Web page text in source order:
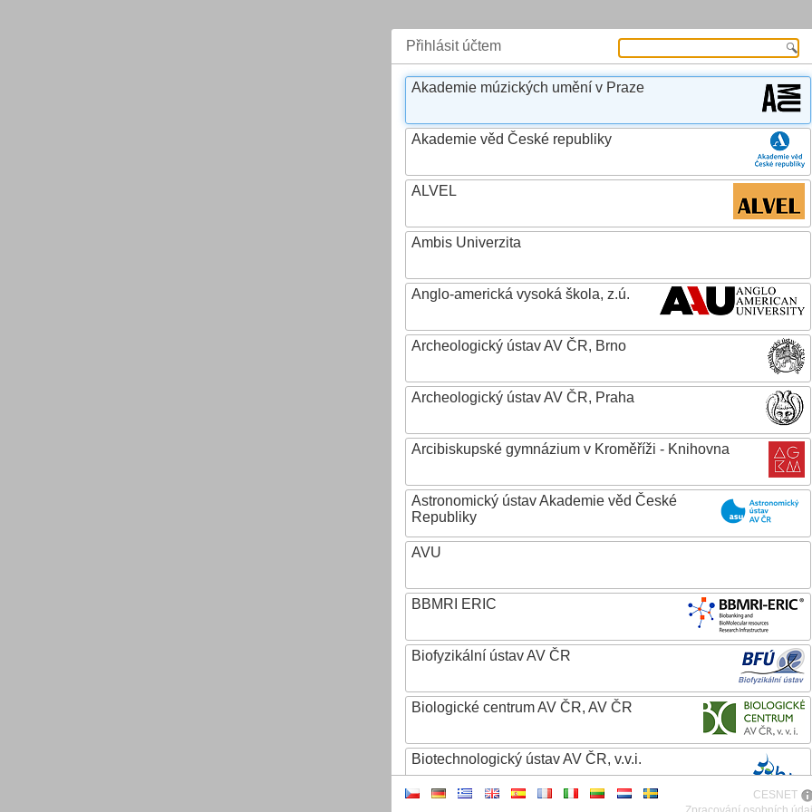
Přihlásit účtem
Akademie múzických umění v Praze
Akademie věd České republiky
ALVEL
Ambis Univerzita
Anglo-americká vysoká škola, z.ú.
Archeologický ústav AV ČR, Brno
Archeologický ústav AV ČR, Praha
Arcibiskupské gymnázium v Kroměříži - Knihovna
Astronomický ústav Akademie věd České
Republiky
AVU
BBMRI ERIC
Biofyzikální ústav AV ČR
Biologické centrum AV ČR, AV ČR
Biotechnologický ústav AV ČR, v.v.i.
CESNET